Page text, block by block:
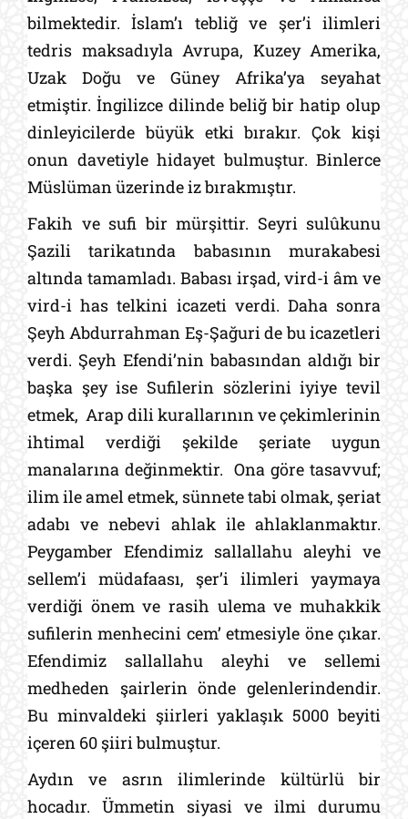
bilmektedir. İslam’ı tebliğ ve şer’i ilimleri
tedris maksadıyla Avrupa, Kuzey Amerika,
Uzak Doğu ve Güney Afrika’ya seyahat
etmiştir. İngilizce dilinde beliğ bir hatip olup
dinleyicilerde büyük etki bırakır. Çok kişi
onun davetiyle hidayet bulmuştur. Binlerce
Müslüman üzerinde iz bırakmıştır.
Fakih ve sufi bir mürşittir. Seyri sulûkunu
Şazili tarikatında babasının murakabesi
altında tamamladı. Babası irşad, vird-i âm ve
vird-i has telkini icazeti verdi. Daha sonra
Şeyh Abdurrahman Eş-Şağuri de bu icazetleri
verdi. Şeyh Efendi’nin babasından aldığı bir
başka şey ise Sufilerin sözlerini iyiye tevil
etmek, Arap dili kurallarının ve çekimlerinin
ihtimal verdiği şekilde şeriate uygun
manalarına değinmektir. Ona göre tasavvuf;
ilim ile amel etmek, sünnete tabi olmak, şeriat
adabı ve nebevi ahlak ile ahlaklanmaktır.
Peygamber Efendimiz sallallahu aleyhi ve
sellem’i müdafaası, şer’i ilimleri yaymaya
verdiği önem ve rasih ulema ve muhakkik
sufilerin menhecini cem’ etmesiyle öne çıkar.
Efendimiz sallallahu aleyhi ve sellemi
medheden şairlerin önde gelenlerindendir.
Bu minvaldeki şiirleri yaklaşık 5000 beyiti
içeren 60 şiiri bulmuştur.
Aydın ve asrın ilimlerinde kültürlü bir
hocadır. Ümmetin siyasi ve ilmi durumu